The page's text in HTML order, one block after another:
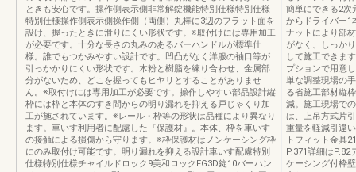
ときも安心です。操作側表示側非常解錠機能特別仕様特別仕様
特別仕様操作側表示側操作側（両側）丸棒に3辺のフラット面を
設け、握ったときに滑りにくい形状です。※取付けには専用加工
が必要です。十分な長さの丸みのあるバーハンドルが標準仕
様。誰でもつかみやすい設計です。凹凸がなく洋服の袖口等が
引っかかりにくい形状です。木粉と樹脂を練り合わせ、金属部
分がないため、どこを握ってもヒヤリとすることがありませ
ん。※取付けには専用加工が必要です。操作しやすい部品設計縦
枠には枠と本体のすき間からの明り漏れを抑える戸じゃくり加
工が施されています。※レール・枠等の形状は品種により異なり
ます。車いす利用者に配慮した『保護材』。本体、枠を車いす
の接触による損傷から守ります。※枠保護材はノンケーシング枠
にのみ取付け可能です。明り漏れを抑える設計車いす配慮特別
仕様特別仕様チャイルドロック9美和ロックFG3D錠10バーハン
簡単にできる2次
からドライバー1
ナットにより部
がなく、しっか
して施工できま
プションで用意
単な調整現場の
る省施工部材縦
減。施工現場で
は、上吊方式片
重量を軽減引違
トフィット金具
P.371詳細はP.82
ケーシング付枠